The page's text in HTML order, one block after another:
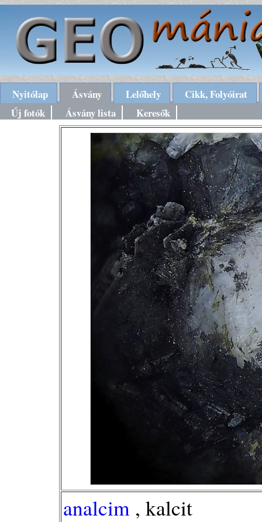
Nyitólap Ásvány Lelőhely
Cikk, Folyóirat
Új fotók
Ásvány lista Keresők
analcim , kalcit